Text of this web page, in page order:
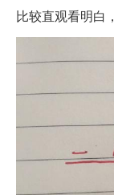
比较直观看明白